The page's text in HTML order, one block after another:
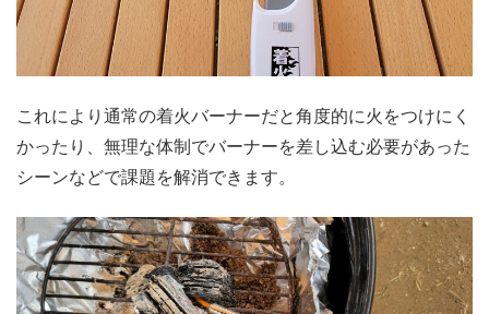
これにより通常の着火バーナーだと角度的に火をつけにく
かったり、無理な体制でバーナーを差し込む必要があった
シーンなどで課題を解消できます。